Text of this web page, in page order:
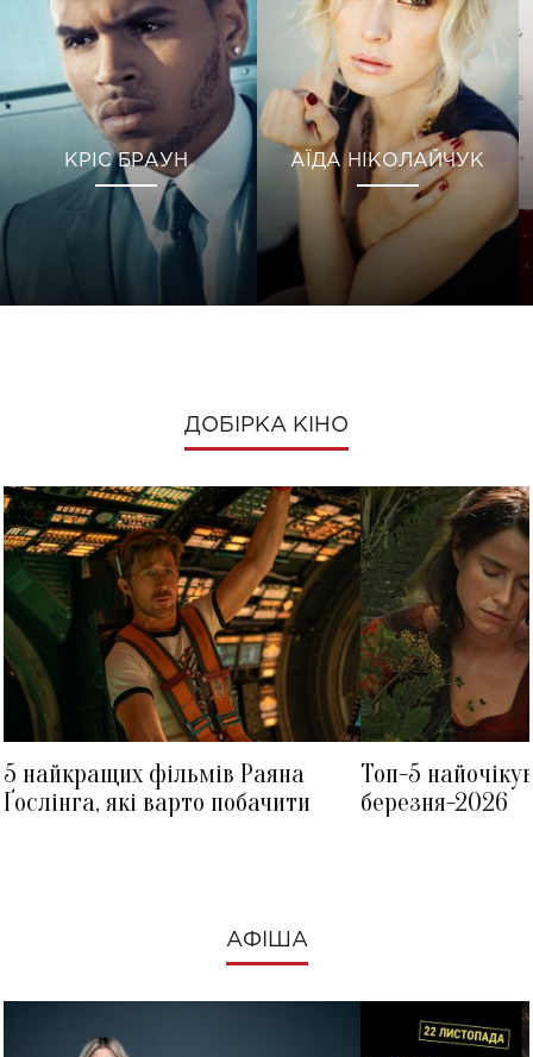
КРІС БРАУН АЇДА НІКОЛАЙЧУК
ДОБІРКА КІНО
5 найкращих фільмів Раяна
Ґослінга, які варто побачити
Топ-5
березня-2026
АФІША